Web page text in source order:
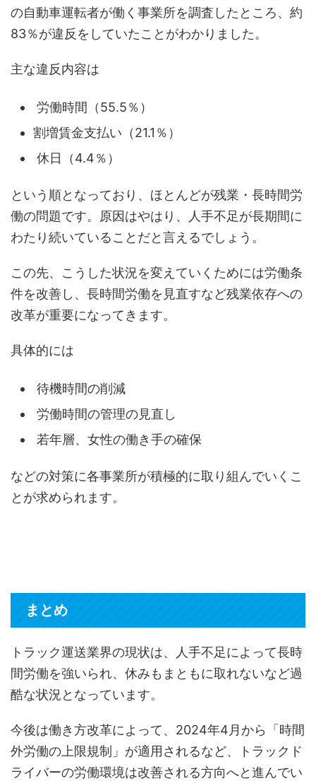
の自動車運転者が働く事業所を調査したところ、約
83％が違反をしていたことがわかりました。
主な違反内容は
労働時間（55.5％）
割増賃金支払い（21.1％）
休日（4.4％）
という順となっており、ほとんどが残業・長時間労
働の問題です。原因はやはり、人手不足が長期間に
わたり続いていることだと言えるでしょう。
この先、こうした状況を変えていくためには労働条
件を改善し、長時間労働を見直すなど残業依存への
改革が重要になってきます。
具体的には
待機時間の削減
労働時間の管理の見直し
若年層、女性の働き手の確保
などの対策に各事業所が積極的に取り組んでいくこ
とが求められます。
まとめ
トラック運送業界の現状は、人手不足によって長時
間労働を強いられ、休みもまともに取れないなど過
酷な状況となっています。
今後は働き方改革によって、2024年4月から「時間
外労働の上限規制」が適用されるなど、トラックド
ライバーの労働環境は改善される方向へと進んでい